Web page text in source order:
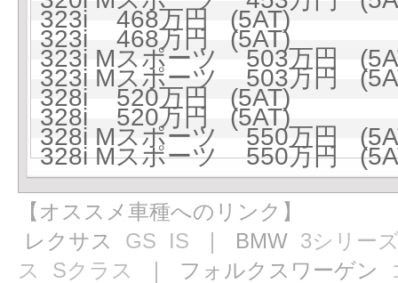
323i 468万円 (5AT)
323i 468万円 (5AT)
323i Mスポーツ 503万円
323i Mスポーツ 503万円
328i 520万円 (5AT)
328i 520万円 (5AT)
328i Mスポーツ 550万円
328i Mスポーツ 550万円
【オススメ車種へのリンク】
レクサス GS IS ｜ BMW 3シリー
ス
Sクラス ｜ フォルクスワーゲン